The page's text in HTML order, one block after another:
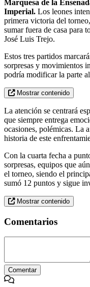
Marquesa de la
Imperial. Los leones
primera victoria del
sumar fuera de casa para
José Luis Trejo.
Estos tres partidos
sorpresas y movimientos
podría modificar la parte
Mostrar contenido
La atención se centrará
que siempre entrega
ocasiones, polémicas. La
historia de este
Con la cuarta fecha a
sorpresas, equipos que
el torneo, siendo el
sumó 12 puntos y sigue
Mostrar contenido
Comentarios
Comentar